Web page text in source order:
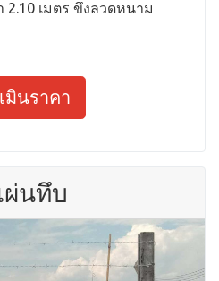
2.10 เมตร ขึงลวดหนาม
มินราคา
ผ่นทึบ